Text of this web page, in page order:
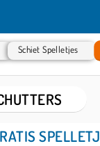
Schiet Spelletjes